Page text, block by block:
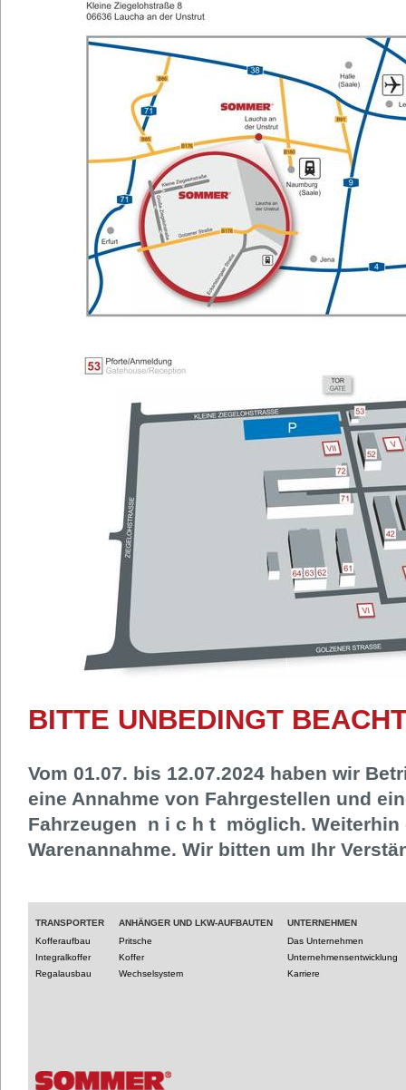
BITTE UNBEDINGT
Vom 01.07. bis 12.07.2024 haben wir
eine Annahme von Fahrgestellen und
Fahrzeugen n i c h t möglich. Weiterhin
Warenannahme. Wir bitten um Ihr
TRANSPORTER
Kofferaufbau
Integralkoffer
Regalausbau
ANHÄNGER UND LKW-AUFBAUTEN
Pritsche
Koffer
Wechselsystem
UNTERNEHMEN
Das Unternehmen
Unternehmensentwicklung
Karriere